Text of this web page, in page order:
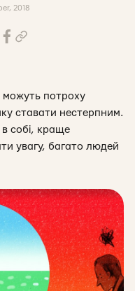
2018
можуть потроху
ставати нестерпним.
собі, краще
увагу, багато людей